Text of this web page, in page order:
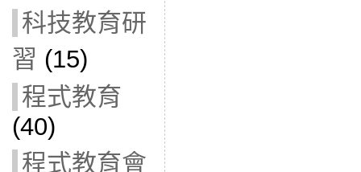
科技教育研
習 (15)
程式教育
(40)
程式教育會